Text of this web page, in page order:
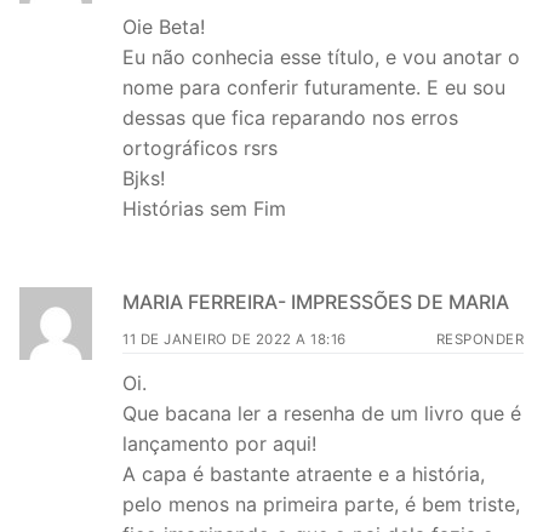
Oie Beta!
Eu não conhecia esse título, e vou anotar o
nome para conferir futuramente. E eu sou
dessas que fica reparando nos erros
ortográficos rsrs
Bjks!
Histórias sem Fim
MARIA FERREIRA- IMPRESSÕES DE MARIA
11 DE JANEIRO DE 2022 A 18:16 RESPONDER
Oi.
Que bacana ler a resenha de um livro que é
lançamento por aqui!
A capa é bastante atraente e a história,
pelo menos na primeira parte, é bem triste,